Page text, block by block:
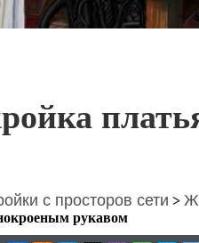
с просторов сети >
рукавом